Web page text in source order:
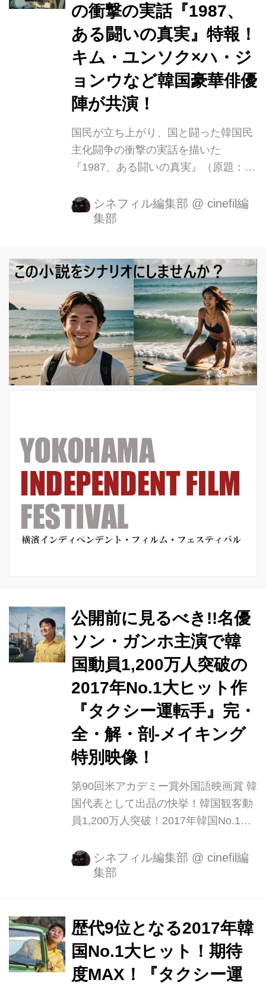
サイト「ロッテントマト」では脅威の
95%！（18.4月現在） 中国では、「天
安門事件」を連想させるという理由で
中国当局により関連コンテンツを削除
され上映禁止になるなどと話題にな
り、 SNSでは、日...
の衝撃の実話『1987、
ある闘いの真実』特報！
キム・ユンソク×ハ・ジ
ョンウなど韓国豪華俳優
陣が共演！
国民が立ち上がり、国と闘った韓国民
主化闘争の衝撃の実話を描いた
『1987、ある闘いの真実』（原題：
日(土)にシネマート新宿ほかで全国公
開されることが決定致しました。 その
ルに入ったばかりで国中が浮かれてい
た時代、飛行機でたった3時間の隣の
国、軍事政権下の韓国では真の民主化
からほど遠い日常があったー。 ソウル
オリンピックを翌年に控えたこの年
は、今日の韓国社会の礎となった最も
劇的な年であり、人々の良心や行動が
シネフィル編集部 @ cinefil編
集部
公開前に見るべき!!名優
ソン・ガンホ主演で韓
国動員1,200万人突破の
2017年No.1大ヒット作
『タクシー運転手』完・
全・解・剖-メイキング
特別映像！
第90回米アカデミー賞外国語映画賞 韓
国代表として出品の快挙！韓国観客動
員1,200万人突破！2017年韓国No.1大
を越えて～』が、4月21日（土）より
シネマート新宿ほか全国ロードショー
多観客賞を受賞したほか、本国では
『新感染 ファイナル・エクスプレス』
の興行成績を上回り、歴代9位！(※韓
国映画として) 映画批評サイト「ロッ
シネフィル編集部 @ cinefil編
集部
歴代9位となる2017年韓
国No.1大ヒット！期待
度MAX！『タクシー運